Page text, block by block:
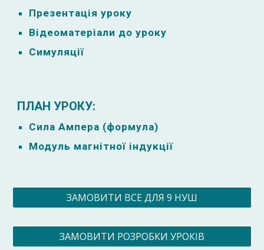
Презентація уроку
Відеоматеріали до уроку
Симуляції
ПЛАН УРОКУ:
Сила Ампера (формула)
Модуль магнітної індукції
ЗАМОВИТИ ВСЕ ДЛЯ 9 НУШ
ЗАМОВИТИ РОЗРОБКИ УРОКІВ